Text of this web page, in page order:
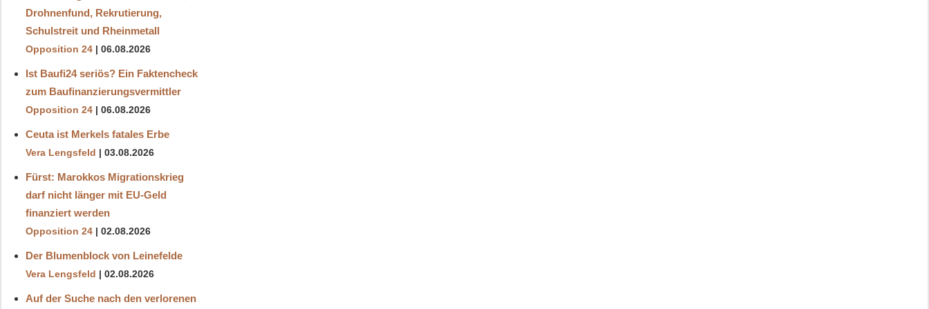
Drohnenfund, Rekrutierung,
Schulstreit und Rheinmetall
Opposition 24 06.08.2026
Ist Baufi24 seriös? Ein Faktencheck
zum Baufinanzierungsvermittler
Opposition 24 06.08.2026
Ceuta ist Merkels fatales Erbe
Vera Lengsfeld 03.08.2026
Fürst: Marokkos Migrationskrieg
darf nicht länger mit EU-Geld
finanziert werden
Opposition 24 02.08.2026
Der Blumenblock von Leinefelde
Vera Lengsfeld 02.08.2026
Auf der Suche nach den verlorenen